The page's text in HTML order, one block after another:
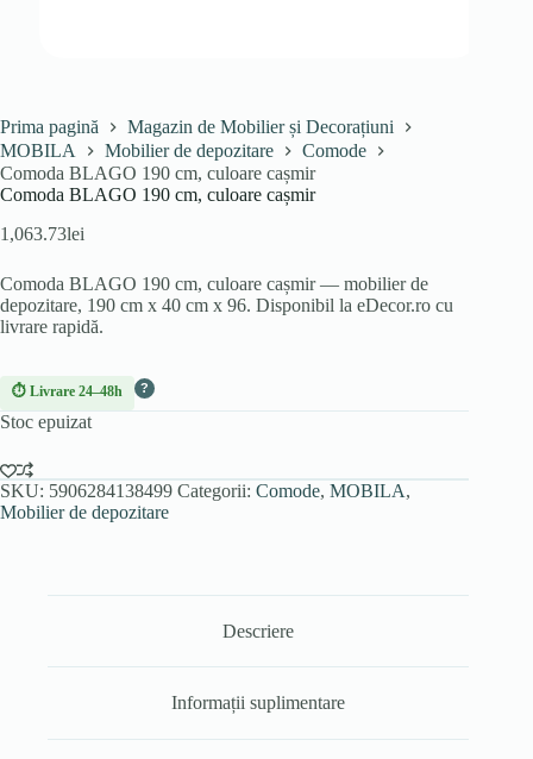
Prima pagină
Magazin de Mobilier și Decorațiuni
MOBILA
Mobilier de depozitare
Comode
Comoda BLAGO 190 cm, culoare cașmir
Comoda BLAGO 190 cm, culoare cașmir
1,063.73lei
Comoda BLAGO 190 cm, culoare cașmir — mobilier de
depozitare, 190 cm x 40 cm x 96. Disponibil la eDecor.ro cu
livrare rapidă.
⏱ Livrare 24–48h ?
Stoc epuizat
SKU: 5906284138499 Categorii: Comode, MOBILA,
Mobilier de depozitare
Descriere
Informații suplimentare